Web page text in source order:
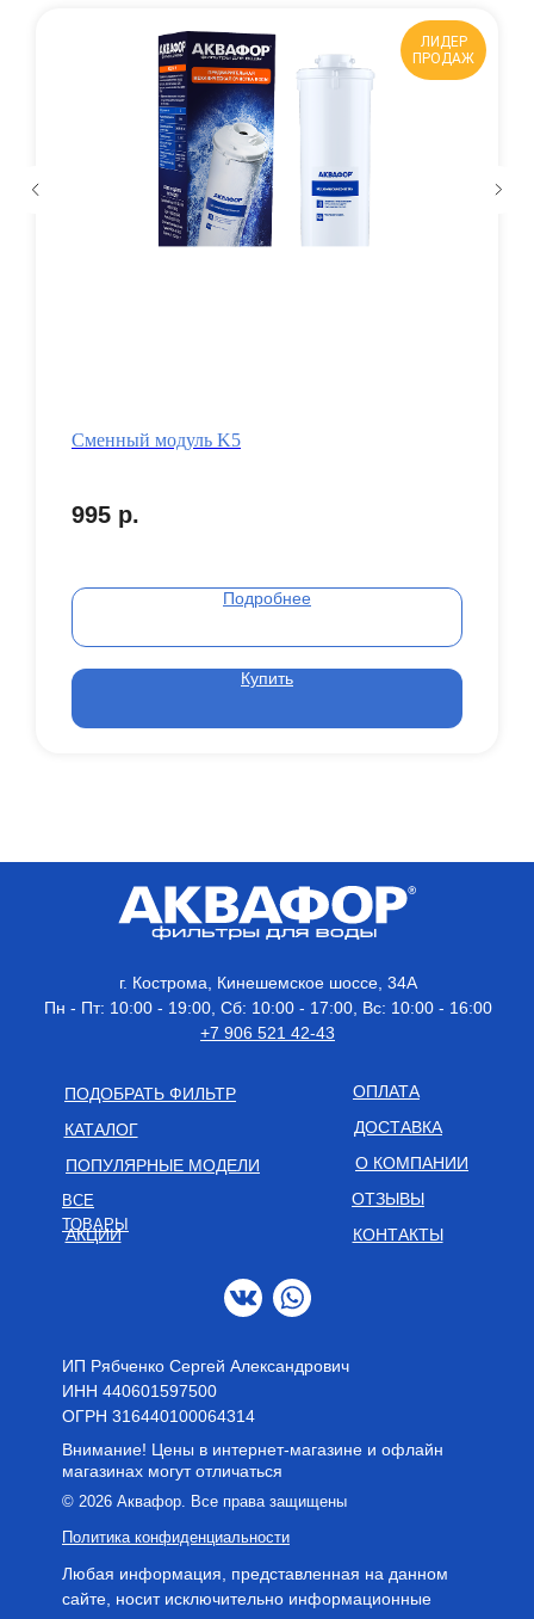
ЛИДЕР
ПРОДАЖ
Сменный модуль K5
995 р.
Подробнее
Купить
© 2026 Аквафор. Все права защищены
Политика конфиденциальности
Внимание! Цены в интернет-магазине и офлайн
магазинах могут отличаться
г. Кострома, Кинешемское шоссе, 34А
Пн - Пт: 10:00 - 19:00, Сб: 10:00 - 17:00, Вс: 10:00 - 16:00
+7 906 521 42-43
Любая информация, представленная на данном
сайте, носит исключительно информационные
КАТАЛОГ
О КОМПАНИИ
КОНТАКТЫ
ОПЛАТА
АКЦИИ
ПОПУЛЯРНЫЕ МОДЕЛИ
ДОСТАВКА
ОТЗЫВЫ
ВСЕ
ТОВАРЫ
ПОДОБРАТЬ ФИЛЬТР
ИП Рябченко Сергей Александрович
ИНН 440601597500
OГРН 316440100064314